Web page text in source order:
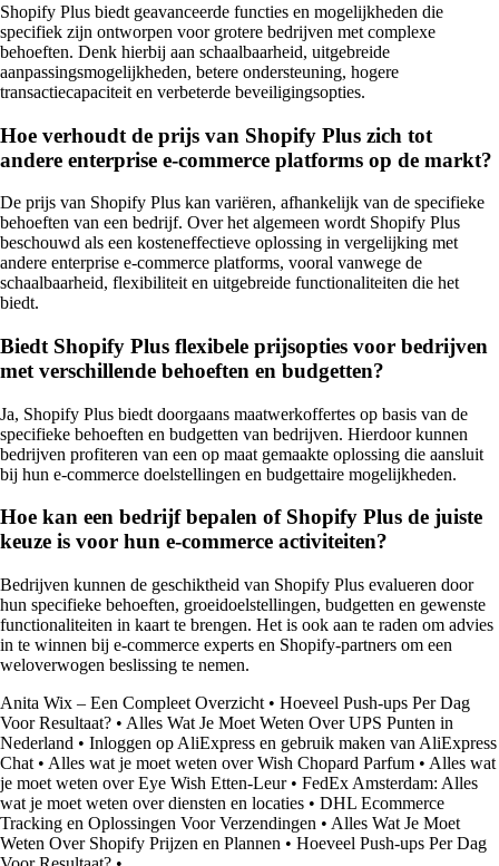
Shopify Plus biedt geavanceerde functies en mogelijkheden die
specifiek zijn ontworpen voor grotere bedrijven met complexe
behoeften. Denk hierbij aan schaalbaarheid, uitgebreide
aanpassingsmogelijkheden, betere ondersteuning, hogere
transactiecapaciteit en verbeterde beveiligingsopties.
Hoe verhoudt de prijs van Shopify Plus zich tot
andere enterprise e-commerce platforms op de markt?
De prijs van Shopify Plus kan variëren, afhankelijk van de specifieke
behoeften van een bedrijf. Over het algemeen wordt Shopify Plus
beschouwd als een kosteneffectieve oplossing in vergelijking met
andere enterprise e-commerce platforms, vooral vanwege de
schaalbaarheid, flexibiliteit en uitgebreide functionaliteiten die het
biedt.
Biedt Shopify Plus flexibele prijsopties voor bedrijven
met verschillende behoeften en budgetten?
Ja, Shopify Plus biedt doorgaans maatwerkoffertes op basis van de
specifieke behoeften en budgetten van bedrijven. Hierdoor kunnen
bedrijven profiteren van een op maat gemaakte oplossing die aansluit
bij hun e-commerce doelstellingen en budgettaire mogelijkheden.
Hoe kan een bedrijf bepalen of Shopify Plus de juiste
keuze is voor hun e-commerce activiteiten?
Bedrijven kunnen de geschiktheid van Shopify Plus evalueren door
hun specifieke behoeften, groeidoelstellingen, budgetten en gewenste
functionaliteiten in kaart te brengen. Het is ook aan te raden om advies
in te winnen bij e-commerce experts en Shopify-partners om een
weloverwogen beslissing te nemen.
Anita Wix – Een Compleet Overzicht • Hoeveel Push-ups Per Dag
Voor Resultaat? • Alles Wat Je Moet Weten Over UPS Punten in
Nederland • Inloggen op AliExpress en gebruik maken van AliExpress
Chat • Alles wat je moet weten over Wish Chopard Parfum • Alles wat
je moet weten over Eye Wish Etten-Leur• FedEx Amsterdam: Alles
wat je moet weten over diensten en locaties • DHL Ecommerce
Tracking en Oplossingen Voor Verzendingen • Alles Wat Je Moet
Weten Over Shopify Prijzen en Plannen • Hoeveel Push-ups Per Dag